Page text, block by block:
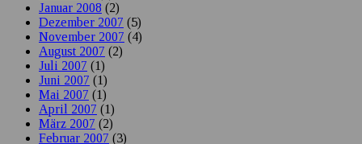
Januar 2008 (2)
Dezember 2007 (5)
November 2007 (4)
August 2007 (2)
Juli 2007 (1)
Juni 2007 (1)
Mai 2007 (1)
April 2007 (1)
März 2007 (2)
Februar 2007 (3)